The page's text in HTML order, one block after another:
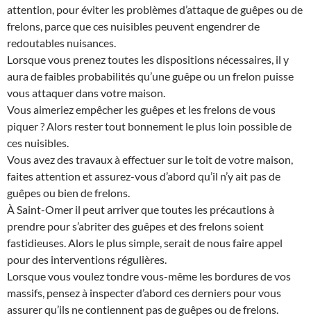
attention, pour éviter les problèmes d’attaque de guêpes ou de
frelons, parce que ces nuisibles peuvent engendrer de
redoutables nuisances.
Lorsque vous prenez toutes les dispositions nécessaires, il y
aura de faibles probabilités qu’une guêpe ou un frelon puisse
vous attaquer dans votre maison.
Vous aimeriez empêcher les guêpes et les frelons de vous
piquer ? Alors rester tout bonnement le plus loin possible de
ces nuisibles.
Vous avez des travaux à effectuer sur le toit de votre maison,
faites attention et assurez-vous d’abord qu’il n’y ait pas de
guêpes ou bien de frelons.
À Saint-Omer il peut arriver que toutes les précautions à
prendre pour s’abriter des guêpes et des frelons soient
fastidieuses. Alors le plus simple, serait de nous faire appel
pour des interventions régulières.
Lorsque vous voulez tondre vous-même les bordures de vos
massifs, pensez à inspecter d’abord ces derniers pour vous
assurer qu’ils ne contiennent pas de guêpes ou de frelons.